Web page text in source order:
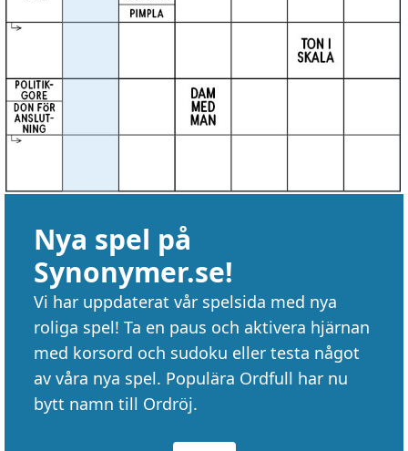
Nya spel på
Synonymer.se!
Vi har uppdaterat vår spelsida med nya
roliga spel! Ta en paus och aktivera hjärnan
med korsord och sudoku eller testa något
av våra nya spel. Populära Ordfull har nu
bytt namn till Ordröj.